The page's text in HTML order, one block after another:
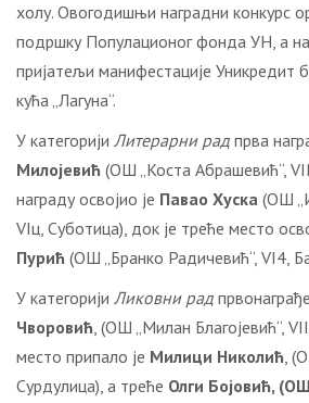
холу. Овогодишњи наградни конкурс
подршку Популационог фонда УН, а
пријатељи манифестације Уникредит
кућа „Лагуна“.
У категорији Литерарни рад прва
Милојевић (ОШ „Коста Абрашевић“,
награду освојио je Павао Хуска (ОШ
VIц, Суботица), док је треће место
Пурић (ОШ „Бранко Радичевић“, VI4,
У категорији Ликовни рад
Чворовић, (ОШ „Милан Благојевић“,
место припало je Милици Николић,
Сурдулица), a треће Олги Бојовић,